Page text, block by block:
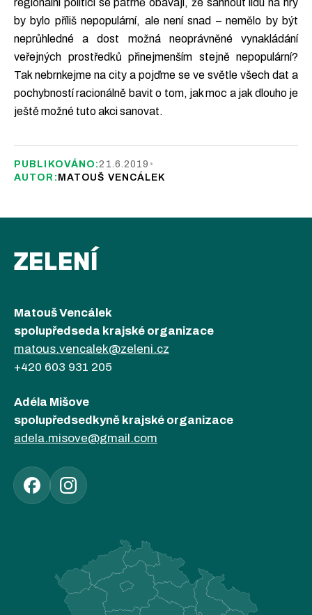
regionální politici se patrně obávají, že sáhnout lidu na hry
by bylo příliš nepopulární, ale není snad – nemělo by být
neprůhledné a dost možná neoprávněné vynakládání
veřejných prostředků přinejmenším stejně nepopulární?
Tak nebrnkejme na city a pojďme se ve světle všech dat a
pochybností racionálně bavit o tom, jak moc a jak dlouho je
ještě možné tuto akci sanovat.
PUBLIKOVÁNO:21.6.2019 •
AUTOR: MATOUŠ VENCÁLEK
ZELENÍ
Matouš Vencálek
spolupředseda krajské organizace
matous.vencalek@zeleni.cz
+420 603 931 205
Adéla Mišove
spolupředsedkyně krajské organizace
adela.misove@gmail.com